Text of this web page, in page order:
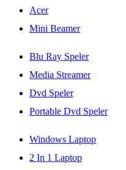
Acer
Mini Beamer
Blu Ray Speler
Media Streamer
Dvd Speler
Portable Dvd Speler
Windows Laptop
2 In 1 Laptop